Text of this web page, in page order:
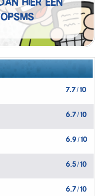
7.7/10
6.7/10
6.9 /10
6.5/10
6.7/10